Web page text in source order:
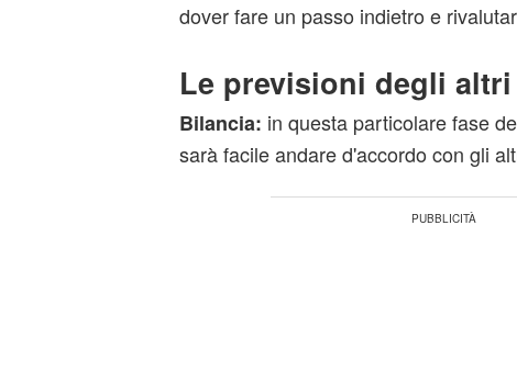
dover fare un passo indietro e
Le previsioni degli
Bilancia: in questa particolare fase
sarà facile andare d'accordo con gli